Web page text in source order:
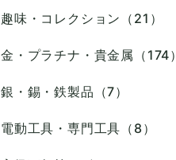
趣味・コレクション（21）
金・プラチナ・貴金属（174）
銀・錫・鉄製品（7）
電動工具・専門工具（8）